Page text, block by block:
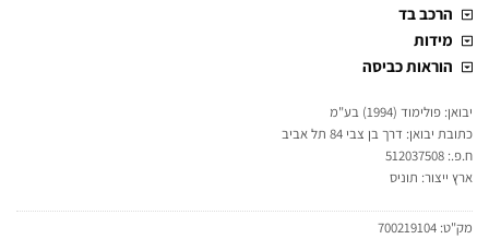
הרכב בד
מידות
הוראות כביסה
יבואן: פולימוד (1994) בע"מ
כתובת יבואן: דרך בן צבי 84 תל אביב
ח.פ.: 512037508
ארץ ייצור: תוניס
מק"ט: 700219104